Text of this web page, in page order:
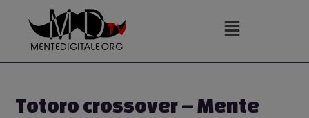
contenuto
Totoro crossover – Mente